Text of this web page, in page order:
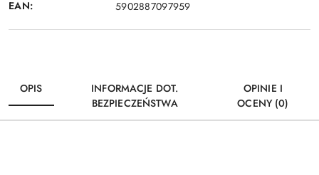
EAN: 5902887097959
OPIS
INFORMACJE DOT.
BEZPIECZEŃSTWA
OPINIE I
OCENY (0)